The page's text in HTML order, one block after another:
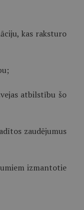
kas raksturo
atbilstību šo
zaudējumus
izmantotie